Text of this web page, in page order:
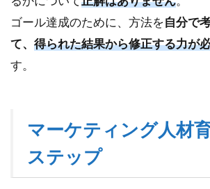
ゴール達成のために、方法を自分で
て、 得られた結果から修正する力が
す。
マーケティング人材
ステップ